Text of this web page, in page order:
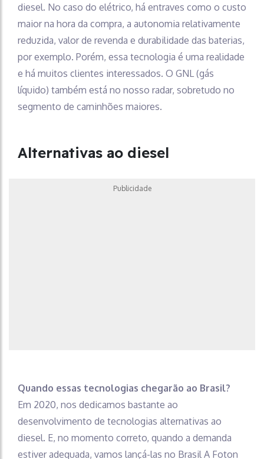
diesel. No caso do elétrico, há entraves como o custo
maior na hora da compra, a autonomia relativamente
reduzida, valor de revenda e durabilidade das baterias,
por exemplo. Porém, essa tecnologia é uma realidade
e há muitos clientes interessados. O GNL (gás
líquido) também está no nosso radar, sobretudo no
segmento de caminhões maiores.
Alternativas ao diesel
Publicidade
Quando essas tecnologias chegarão ao Brasil?
Em 2020, nos dedicamos bastante ao
desenvolvimento de tecnologias alternativas ao
diesel. E, no momento correto, quando a demanda
estiver adequada, vamos lançá-las no Brasil A Foton